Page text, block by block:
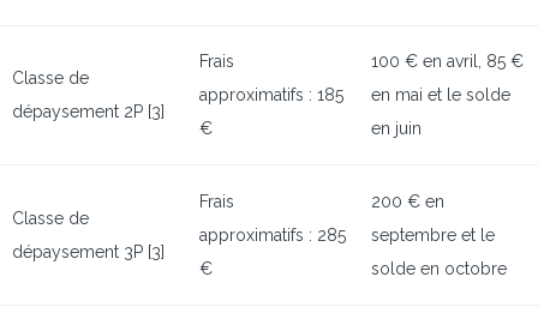
Classe de
dépaysement 2P [3]
Frais
approximatifs : 185
€
100 € en avril, 85 €
en mai et le solde
en juin
Classe de
dépaysement 3P [3]
Frais
approximatifs : 285
€
200 € en
septembre et le
solde en octobre